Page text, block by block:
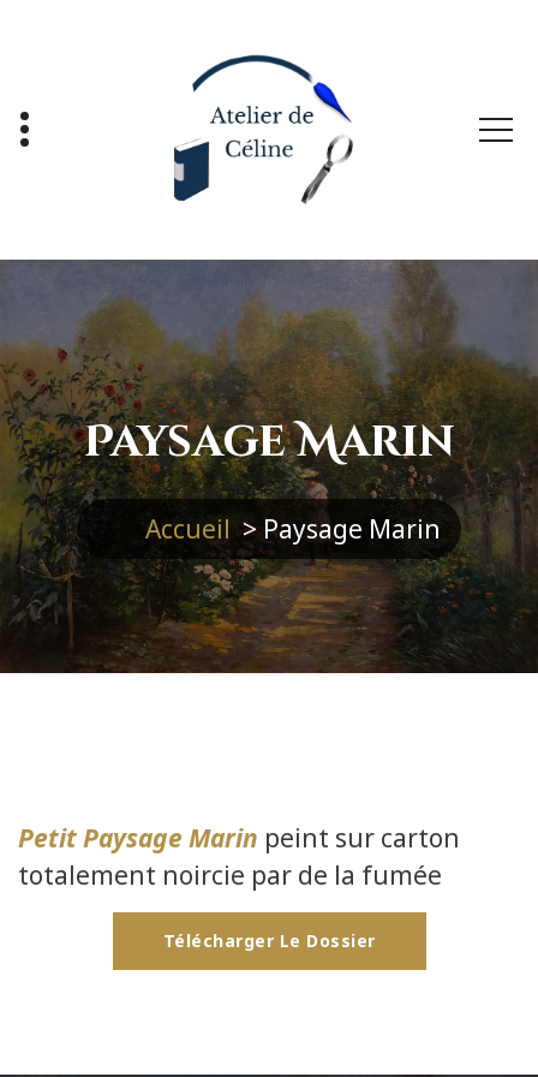
Paysage Marin
Accueil >Paysage Marin
Petit Paysage Marin peint sur carton
totalement noircie par de la fumée
Télécharger Le Dossier